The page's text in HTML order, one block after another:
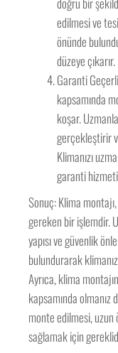
edilmesi ve
önünde
düzeye çıkarır.
Garanti
kapsamında
koşar.
gerçekleştirir
Klimanızı
garanti
Sonuç: Klima
gereken bir işlemdir.
yapısı ve güvenlik
bulundurarak
Ayrıca, klima
kapsamında olmanız
monte edilmesi,
sağlamak için